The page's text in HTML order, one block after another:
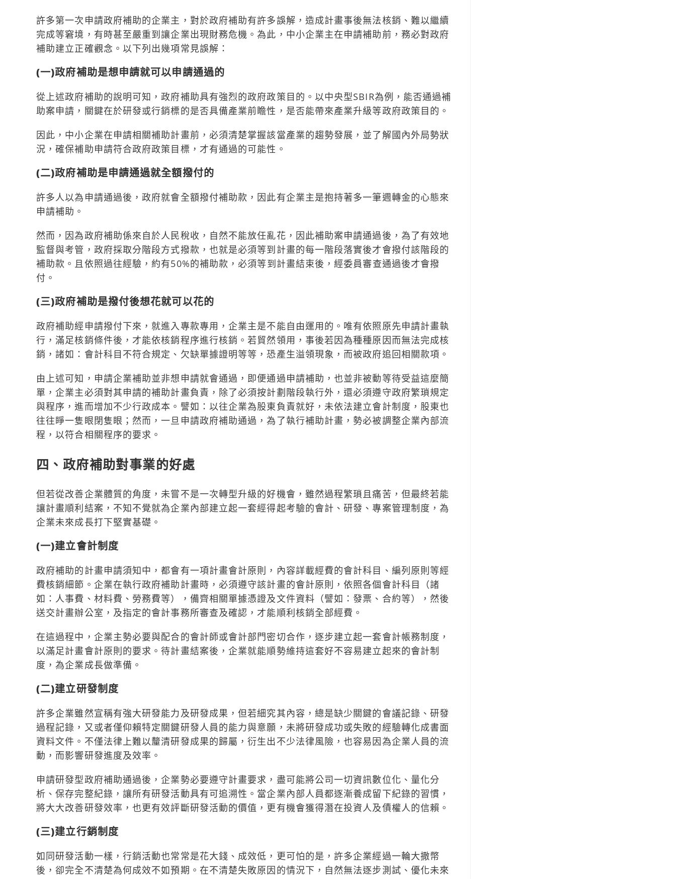
許多第一次申請政府補助的企業主，對於政府補助有許多誤解，造成計畫事後無法核銷、難以繼續
完成等窘境，有時甚至嚴重到讓企業出現財務危機。為此，中小企業主在申請補助前，務必對政府
補助建立正確觀念。以下列出幾項常見誤解：
(一)政府補助是想申請就可以申請通過的
從上述政府補助的說明可知，政府補助具有強烈的政府政策目的。以中央型SBIR為例，能否通過補
助案申請，關鍵在於研發或行銷標的是否具備產業前瞻性，是否能帶來產業升級等政府政策目的。
因此，中小企業在申請相關補助計畫前，必須清楚掌握該當產業的趨勢發展，並了解國內外局勢狀
況，確保補助申請符合政府政策目標，才有通過的可能性。
(二)政府補助是申請通過就全額撥付的
許多人以為申請通過後，政府就會全額撥付補助款，因此有企業主是抱持著多一筆週轉金的心態來
申請補助。
然而，因為政府補助係來自於人民稅收，自然不能放任亂花，因此補助案申請通過後，為了有效地
監督與考管，政府採取分階段方式撥款，也就是必須等到計畫的每一階段落實後才會撥付該階段的
補助款。且依照過往經驗，約有50%的補助款，必須等到計畫結束後，經委員審查通過後才會撥
付。
(三)政府補助是撥付後想花就可以花的
政府補助經申請撥付下來，就進入專款專用，企業主是不能自由運用的。唯有依照原先申請計畫執
行，滿足核銷條件後，才能依核銷程序進行核銷。若貿然領用，事後若因為種種原因而無法完成核
銷，諸如：會計科目不符合規定、欠缺單據證明等等，恐產生溢領現象，而被政府追回相關款項。
由上述可知，申請企業補助並非想申請就會通過，即便通過申請補助，也並非被動等待受益這麼簡
單，企業主必須對其申請的補助計畫負責，除了必須按計劃階段執行外，還必須遵守政府繁瑣規定
與程序，進而增加不少行政成本。譬如：以往企業為股東負責就好，未依法建立會計制度，股東也
往往睜一隻眼閉隻眼；然而，一旦申請政府補助通過，為了執行補助計畫，勢必被調整企業內部流
程，以符合相關程序的要求。
四、政府補助對事業的好處
但若從改善企業體質的角度，未嘗不是一次轉型升級的好機會，雖然過程繁瑣且痛苦，但最終若能
讓計畫順利結案，不知不覺就為企業內部建立起一套經得起考驗的會計、研發、專案管理制度，為
企業未來成長打下堅實基礎。
(一)建立會計制度
政府補助的計畫申請須知中，都會有一項計畫會計原則，內容詳載經費的會計科目、編列原則等經
費核銷細節。企業在執行政府補助計畫時，必須遵守該計畫的會計原則，依照各個會計科目（諸
如：人事費、材料費、勞務費等），備齊相關單據憑證及文件資料（譬如：發票、合約等），然後
送交計畫辦公室，及指定的會計事務所審查及確認，才能順利核銷全部經費。
在這過程中，企業主勢必要與配合的會計師或會計部門密切合作，逐步建立起一套會計帳務制度，
以滿足計畫會計原則的要求。待計畫結案後，企業就能順勢維持這套好不容易建立起來的會計制
度，為企業成長做準備。
(二)建立研發制度
許多企業雖然宣稱有強大研發能力及研發成果，但若細究其內容，總是缺少關鍵的會議記錄、研發
過程記錄，又或者僅仰賴特定關鍵研發人員的能力與意願，未將研發成功或失敗的經驗轉化成書面
資料文件。不僅法律上難以釐清研發成果的歸屬，衍生出不少法律風險，也容易因為企業人員的流
動，而影響研發進度及效率。
申請研發型政府補助通過後，企業勢必要遵守計畫要求，盡可能將公司一切資訊數位化、量化分
析、保存完整紀錄，讓所有研發活動具有可追溯性。當企業內部人員都逐漸養成留下紀錄的習慣，
將大大改善研發效率，也更有效評斷研發活動的價值，更有機會獲得潛在投資人及債權人的信賴。
(三)建立行銷制度
如同研發活動一樣，行銷活動也常常是花大錢、成效低，更可怕的是，許多企業經過一輪大撒幣
後，卻完全不清楚為何成效不如預期。在不清楚失敗原因的情況下，自然無法逐步測試、優化未來